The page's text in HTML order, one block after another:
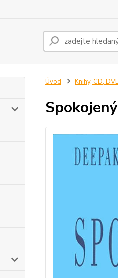
Úvod Knihy, CD,